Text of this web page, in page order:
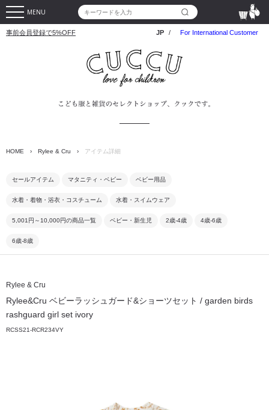
MENU
事前会員登録で5%OFF JP / For International Customer
HOME › Rylee & Cru › アイテム詳細
セールアイテム マタニティ・ベビー ベビー用品
水着・着物・浴衣・コスチューム 水着・スイムウェア
5,001円～10,000円の商品一覧 ベビー・新生児 2歳-4歳 4歳-6歳
6歳-8歳
Rylee & Cru
Rylee&Cru ベビーラッシュガード&ショーツセット / garden birds
rashguard girl set ivory
RCSS21-RCR234VY